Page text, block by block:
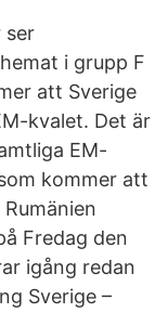
ser
i grupp F
att Sverige
kvalet. Det är
EM-
kommer att
Fredag den
igång redan
Sverige –